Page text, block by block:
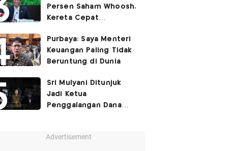
Persen Saham Whoosh,
Kereta Cepat
Surabaya
Purbaya: Saya Menteri
Keuangan Paling Tidak
Beruntung di Dunia
Sri Mulyani Ditunjuk
Jadi Ketua
Penggalangan Dana
Advertisement